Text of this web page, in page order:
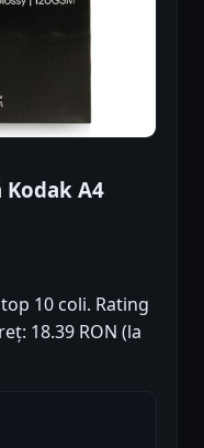
A4
10 coli. Rating
18.39 RON (la